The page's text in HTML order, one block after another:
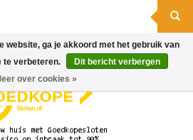
website, ga je akkoord met het gebruik van
te verbeteren.
Dit bericht verbergen
over cookies »